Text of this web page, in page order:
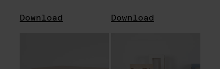
Download Download